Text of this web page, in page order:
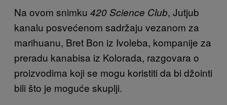
Na ovom snimku 420 Science Club, Jutjub
kanalu posvećenom sadržaju vezanom za
marihuanu, Bret Bon iz Ivoleba, kompanije za
preradu kanabisa iz Kolorada, razgovara o
proizvodima koji se mogu koristiti da bi džointi
bili što je moguće skuplji.